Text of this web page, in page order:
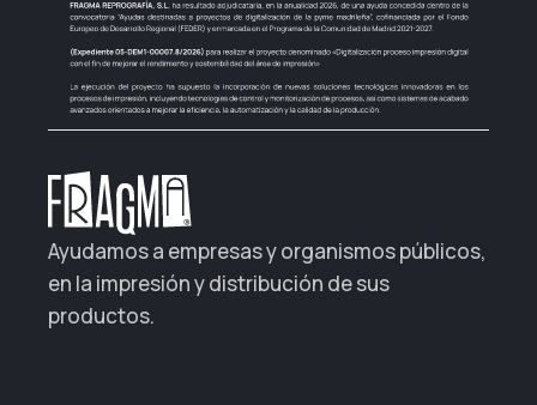
Ayudamos a empresas y organismos públicos,
en la impresión y distribución de sus
productos.